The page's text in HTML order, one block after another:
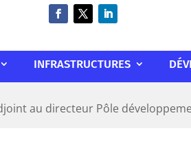
INFRASTRUCTURES
au directeur Pôle